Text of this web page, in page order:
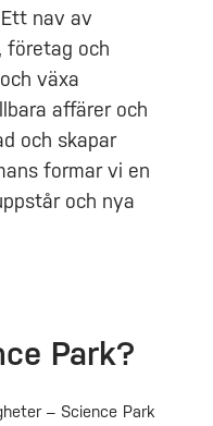
nav av
företag och
växa
affärer och
och skapar
formarvi en
och nya
Park?
– Science Park